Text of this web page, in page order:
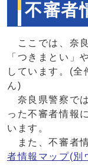
不審者
ここでは、奈
「つきまとい」
しています。(全
ん)
奈良県警察で
った不審者情報
います。
また、不審者
者情報マップ(別